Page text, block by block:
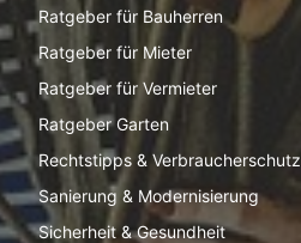
Ratgeber für Bauherren
Ratgeber für Mieter
Ratgeber für Vermieter
Ratgeber Garten
Rechtstipps & Verbraucherschutz
Sanierung & Modernisierung
Sicherheit & Gesundheit